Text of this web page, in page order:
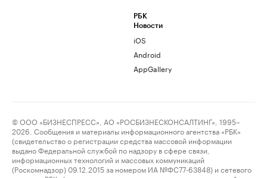
РБК
Новости
iOS
Android
AppGallery
© ООО «БИЗНЕСПРЕСС», АО «РОСБИЗНЕСКОНСАЛТИНГ», 1995–
2026. Сообщения и материалы информационного агентства «РБК»
(свидетельство о регистрации средства массовой информации
выдано Федеральной службой по надзору в сфере связи,
информационных технологий и массовых коммуникаций
(Роскомнадзор) 09.12.2015 за номером ИА №ФС77-63848) и сетевого